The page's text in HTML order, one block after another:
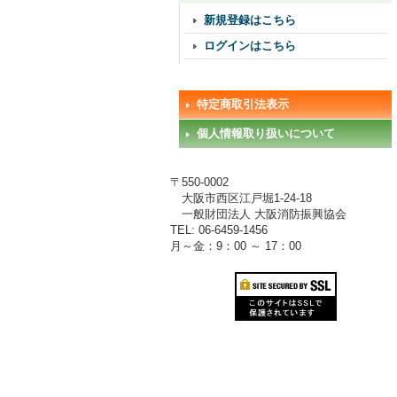
新規登録はこちら
ログインはこちら
特定商取引法表示
個人情報取り扱いについて
〒550-0002
大阪市西区江戸堀1-24-18
一般財団法人 大阪消防振興協会
TEL: 06-6459-1456
月～金：9：00 ～ 17：00